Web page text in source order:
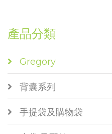
產品分類
Gregory
背囊系列
手提袋及購物袋